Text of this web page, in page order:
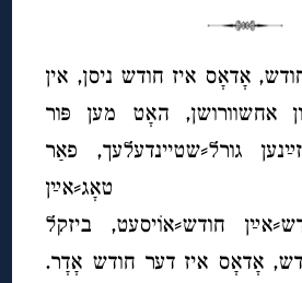
אָדאָס איז חודש ניסן, אין
אחשוורושן, האָט מען פּור
גורל⸗שטיינדעלעך, פאַר
טאָג⸗אײַן
חודש⸗אוֹיסעט, ביזקל
אָדאָס איז דער חודש אָדָר.